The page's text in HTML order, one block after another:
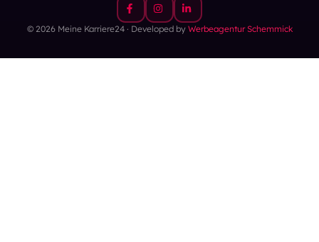
© 2026 Meine Karriere24 · Developed by Werbeagentur Schemmick